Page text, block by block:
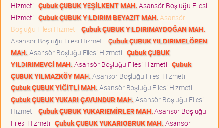
Hizmeti Çubuk ÇUBUK YEŞİLKENT MAH. Asansör Boşluğu Filesi
Hizmeti Çubuk ÇUBUK YILDIRIM BEYAZIT MAH. Asansör
Boşluğu Filesi Hizmeti Çubuk ÇUBUK YILDIRIMAYDOĞAN MAH.
Asansör Boşluğu Filesi Hizmeti Çubuk ÇUBUK YILDIRIMELÖREN
MAH. Asansör Boşluğu Filesi Hizmeti Çubuk ÇUBUK
YILDIRIMEVCİ MAH. Asansör Boşluğu Filesi Hizmeti Çubuk
ÇUBUK YILMAZKÖY MAH. Asansör Boşluğu Filesi Hizmeti
Çubuk ÇUBUK YİĞİTLİ MAH. Asansör Boşluğu Filesi Hizmeti
Çubuk ÇUBUK YUKARI ÇAVUNDUR MAH. Asansör Boşluğu Filesi
Hizmeti Çubuk ÇUBUK YUKARIEMİRLER MAH. Asansör Boşluğu
Filesi Hizmeti Çubuk ÇUBUK YUKARIOBRUK MAH. Asansör